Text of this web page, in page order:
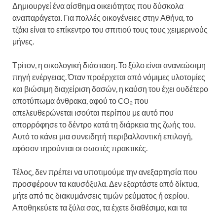
Δημιουργεί ένα αίσθημα οικειότητας που δύσκολα
αναπαράγεται. Για πολλές οικογένειες στην Αθήνα, το
τζάκι είναι το επίκεντρο του σπιτιού τους τους χειμερινούς
μήνες.
Τρίτον, η οικολογική διάσταση. Το ξύλο είναι ανανεώσιμη
πηγή ενέργειας. Όταν προέρχεται από νόμιμες υλοτομίες
και βιώσιμη διαχείριση δασών, η καύση του έχει ουδέτερο
αποτύπωμα άνθρακα, αφού το CO₂ που
απελευθερώνεται ισούται περίπου με αυτό που
απορρόφησε το δέντρο κατά τη διάρκεια της ζωής του.
Αυτό το κάνει μια συνειδητή περιβαλλοντική επιλογή,
εφόσον τηρούνται οι σωστές πρακτικές.
Τέλος, δεν πρέπει να υποτιμούμε την ανεξαρτησία που
προσφέρουν τα καυσόξυλα. Δεν εξαρτάστε από δίκτυα,
μήτε από τις διακυμάνσεις τιμών ρεύματος ή αερίου.
Αποθηκεύετε τα ξύλα σας, τα έχετε διαθέσιμα, και τα